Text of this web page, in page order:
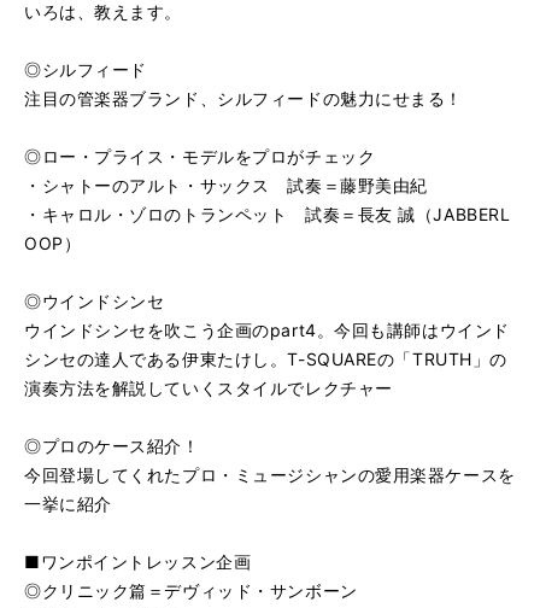
いろは、教えます。
◎シルフィード
注目の管楽器ブランド、シルフィードの魅力にせまる！
◎ロー・プライス・モデルをプロがチェック
・シャトーのアルト・サックス 試奏＝藤野美由紀
・キャロル・ゾロのトランペット 試奏＝長友 誠（JABBERL
OOP）
◎ウインドシンセ
ウインドシンセを吹こう企画のpart4。今回も講師はウインド
シンセの達人である伊東たけし。T-SQUAREの「TRUTH」の
演奏方法を解説していくスタイルでレクチャー
◎プロのケース紹介！
今回登場してくれたプロ・ミュージシャンの愛用楽器ケースを
一挙に紹介
■ワンポイントレッスン企画
◎クリニック篇＝デヴィッド・サンボーン